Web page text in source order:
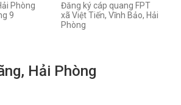
Phòng
9
Đăng ký cáp quang FPT
xã Việt Tiến, Vĩnh Bảo, Hải
Phòng
Hải Phòng